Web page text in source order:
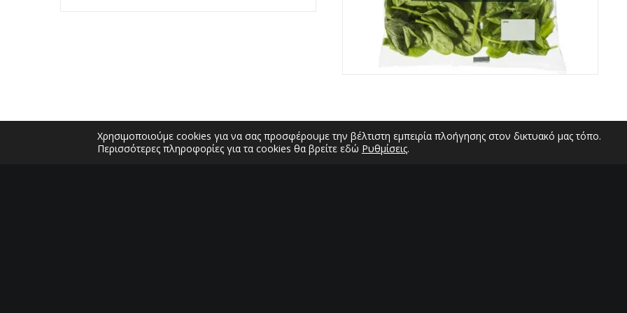
Χρησιμοποιούμε cookies για να σας προσφέρουμε την βέλτιστη εμπειρία πλοήγησης στον δικτυακό μας τόπο.
Περισσότερες πληροφορίες για τα cookies θα βρείτε εδώ Ρυθμίσεις.